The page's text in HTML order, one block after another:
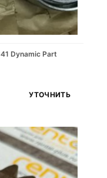
Dynamic Part
УТОЧНИТЬ